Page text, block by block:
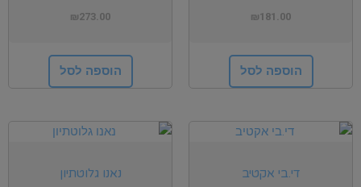
₪181.00
הוספה לסל
₪273.00
הוספה לסל
די.בי אקטיב נאנו גלוטתיון